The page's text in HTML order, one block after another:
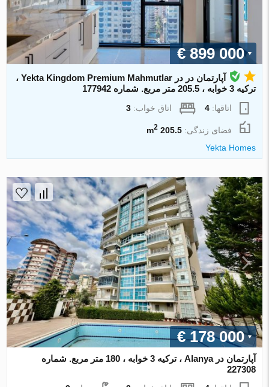
€ 899 000
آپارتمان در در Yekta Kingdom Premium Mahmutlar ،
ترکیه 3 خوابه ، 205.5 متر مربع. شماره 177942
اتاقها:4 اتاق خواب:3
فضای زندگی:205.5 m
2
Yekta Homes
€ 178 000
آپارتمان در Alanya ، ترکیه 3 خوابه ، 180 متر مربع. شماره
227308